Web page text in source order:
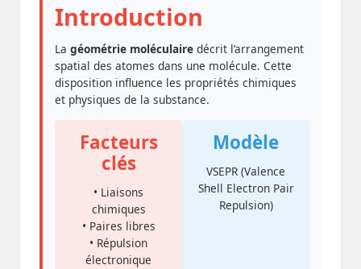
Introduction
La géométrie moléculaire décrit l’arrangement
spatial des atomes dans une molécule. Cette
disposition influence les propriétés chimiques
et physiques de la substance.
Facteurs
clés
• Liaisons
chimiques
• Paires libres
• Répulsion
électronique
Modèle
VSEPR (Valence
Shell Electron Pair
Repulsion)